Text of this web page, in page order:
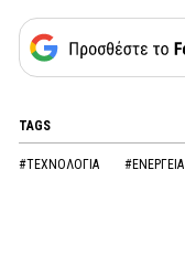
TAGS
#ΤΕΧΝΟΛΟΓΙΑ #ΕΝΕΡΓΕΙΑ